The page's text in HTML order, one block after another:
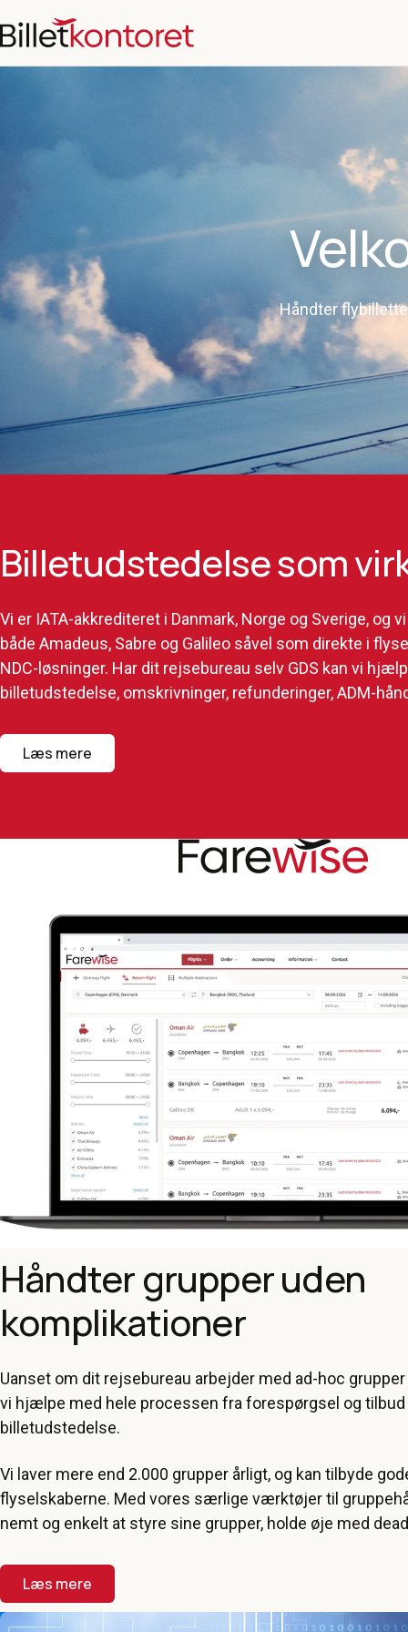
Håndter
Billetudstedelse som
Vi er IATA-akkrediteret i Danmark, Norge og Sverige, og
både Amadeus, Sabre og Galileo såvel som direkte i
NDC-løsninger. Har dit rejsebureau selv GDS kan vi
billetudstedelse, omskrivninger, refunderinger, ADM-
Læs mere
Håndter grupper uden
komplikationer
Uanset om dit rejsebureau arbejder med ad-hoc grupper
vi hjælpe med hele processen fra forespørgsel og tilbud
billetudstedelse.
Vi laver mere end 2.000 grupper årligt, og kan tilbyde
flyselskaberne. Med vores særlige værktøjer til
nemt og enkelt at styre sine grupper, holde øje med
Læs mere